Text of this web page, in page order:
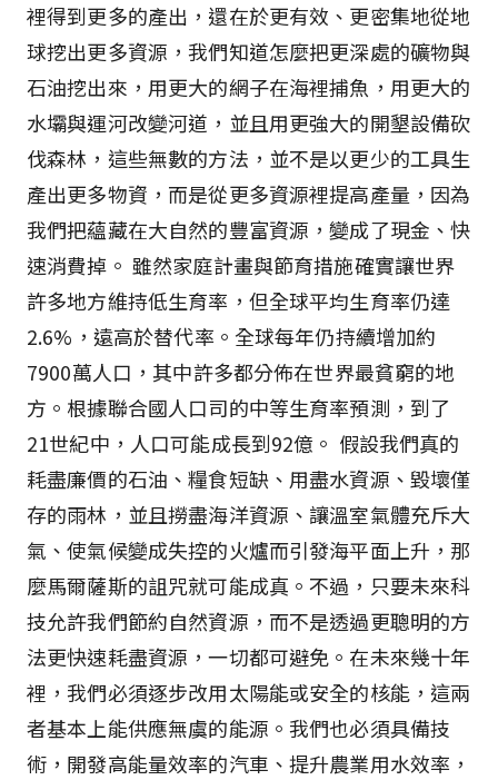
裡得到更多的產出，還在於更有效、更密集地從地
球挖出更多資源，我們知道怎麼把更深處的礦物與
石油挖出來，用更大的網子在海裡捕魚，用更大的
水壩與運河改變河道，並且用更強大的開墾設備砍
伐森林，這些無數的方法，並不是以更少的工具生
產出更多物資，而是從更多資源裡提高產量，因為
我們把蘊藏在大自然的豐富資源，變成了現金、快
速消費掉。 雖然家庭計畫與節育措施確實讓世界
許多地方維持低生育率，但全球平均生育率仍達
2.6%，遠高於替代率。全球每年仍持續增加約
7900萬人口，其中許多都分佈在世界最貧窮的地
方。根據聯合國人口司的中等生育率預測，到了
21世紀中，人口可能成長到92億。 假設我們真的
耗盡廉價的石油、糧食短缺、用盡水資源、毀壞僅
存的雨林，並且撈盡海洋資源、讓溫室氣體充斥大
氣、使氣候變成失控的火爐而引發海平面上升，那
麼馬爾薩斯的詛咒就可能成真。不過，只要未來科
技允許我們節約自然資源，而不是透過更聰明的方
法更快速耗盡資源，一切都可避免。在未來幾十年
裡，我們必須逐步改用太陽能或安全的核能，這兩
者基本上能供應無虞的能源。我們也必須具備技
術，開發高能量效率的汽車、提升農業用水效率，